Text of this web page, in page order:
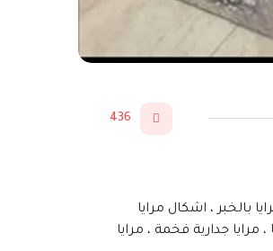
436
بالخبر ، اشكال مرايا
مرايا جدارية فخمة ، مرايا